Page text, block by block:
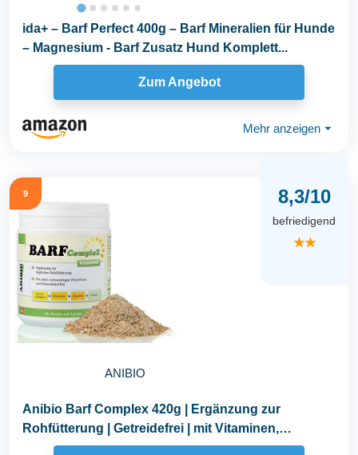
ida+ – Barf Perfect 400g – Barf Mineralien für Hunde
– Magnesium - Barf Zusatz Hund Komplett...
Zum Angebot
Mehr anzeigen ⏷
9
ANIBIO
8,3/10
befriedigend
★★
Anibio Barf Complex 420g | Ergänzung zur
Rohfütterung | Getreidefrei | mit Vitaminen,
Mineralien...